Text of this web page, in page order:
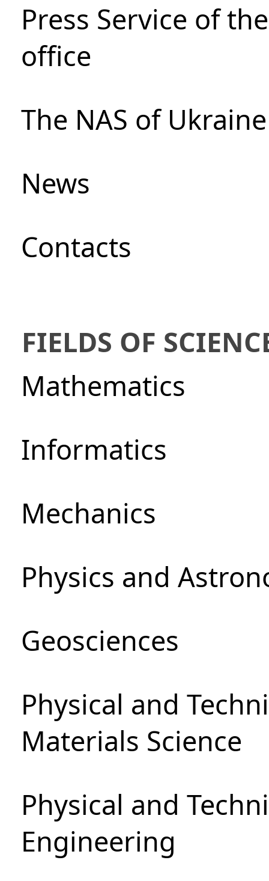
Press Service of
office
The NAS of
News
Сontacts
FIELDS OF
Mathematics
Informatics
Mechanics
Physics and
Geosciences
Physical and
Materials Science
Physical and
Engineering